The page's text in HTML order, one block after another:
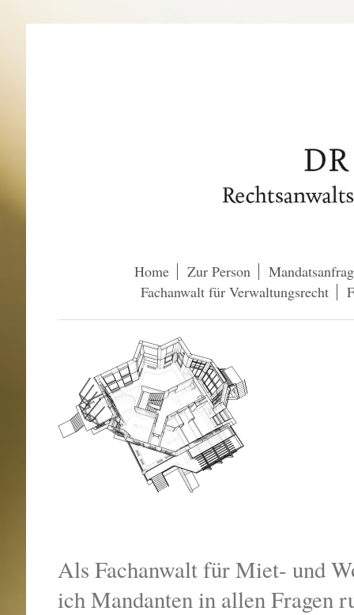
Home Zur Person
Fachanwalt für Verwaltungsrecht
Als Fachanwalt für Miet- und
ich Mandanten in allen Fragen